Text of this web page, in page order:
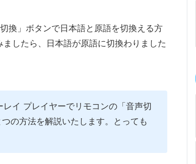
換」ボタンで日本語と原語を切換える方
したら、日本語が原語に切換わりました
レイ プレイヤーでリモコンの「音声切
の方法を解説いたします。とっても